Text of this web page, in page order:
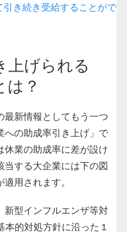
き続き受給することがで
上げられる
は？
最新情報としてもう一つ
への助成率引き上げ」で
休業の助成率に差が設け
当する大企業には下の図
用されます。
型インフルエンザ等対
的対処方針に沿った１